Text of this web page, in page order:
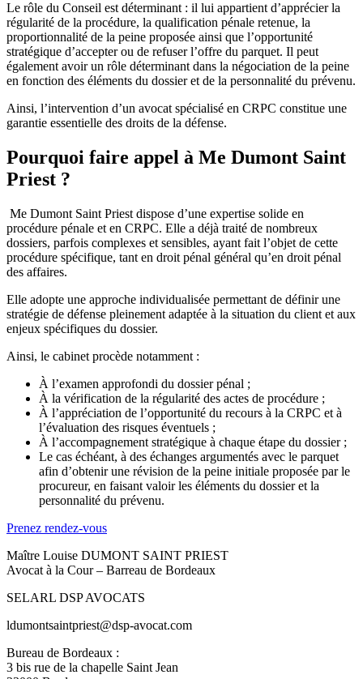
Le rôle du Conseil est déterminant : il lui appartient d’apprécier la
régularité de la procédure, la qualification pénale retenue, la
proportionnalité de la peine proposée ainsi que l’opportunité
stratégique d’accepter ou de refuser l’offre du parquet. Il peut
également avoir un rôle déterminant dans la négociation de la peine
en fonction des éléments du dossier et de la personnalité du prévenu.
Ainsi, l’intervention d’un avocat spécialisé en CRPC constitue une
garantie essentielle des droits de la défense.
Pourquoi faire appel à Me Dumont Saint
Priest ?
Me Dumont Saint Priest dispose d’une expertise solide en
procédure pénale et en CRPC. Elle a déjà traité de nombreux
dossiers, parfois complexes et sensibles, ayant fait l’objet de cette
procédure spécifique, tant en droit pénal général qu’en droit pénal
des affaires.
Elle adopte une approche individualisée permettant de définir une
stratégie de défense pleinement adaptée à la situation du client et aux
enjeux spécifiques du dossier.
Ainsi, le cabinet procède notamment :
À l’examen approfondi du dossier pénal ;
À la vérification de la régularité des actes de procédure ;
À l’appréciation de l’opportunité du recours à la CRPC et à
l’évaluation des risques éventuels ;
À l’accompagnement stratégique à chaque étape du dossier ;
Le cas échéant, à des échanges argumentés avec le parquet
afin d’obtenir une révision de la peine initiale proposée par le
procureur, en faisant valoir les éléments du dossier et la
personnalité du prévenu.
Prenez rendez-vous
Maître Louise DUMONT SAINT PRIEST
Avocat à la Cour – Barreau de Bordeaux
SELARL DSP AVOCATS
ldumontsaintpriest@dsp-avocat.com
Bureau de Bordeaux :
3 bis rue de la chapelle Saint Jean